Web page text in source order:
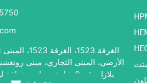
الأرضي، المبنى التجاري، مبنى
بلازا، رقم 9 شارع بييوان،